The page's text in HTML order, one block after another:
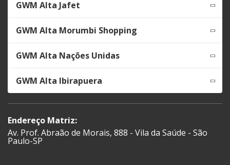
GWM Alta Jafet
GWM Alta Morumbi Shopping
GWM Alta Nações Unidas
GWM Alta Ibirapuera
Endereço Matriz:
Av. Prof. Abraão de Morais, 888 - Vila da Saúde - São
Paulo-SP